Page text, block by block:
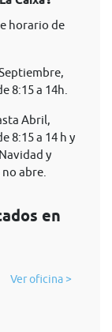
horario de
8:15 a 14h.
Abril,
8:15 a 14 h y
y
abre.
en
Ver oficina >